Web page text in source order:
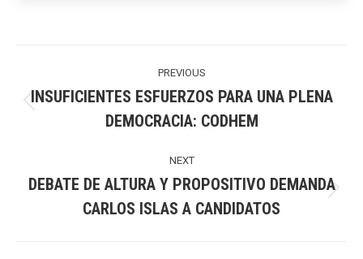
PREVIOUS
post:
INSUFICIENTES ESFUERZOS PARA UNA PLENA
DEMOCRACIA: CODHEM
NEXT
post:
DEBATE DE ALTURA Y PROPOSITIVO DEMANDA
CARLOS ISLAS A CANDIDATOS